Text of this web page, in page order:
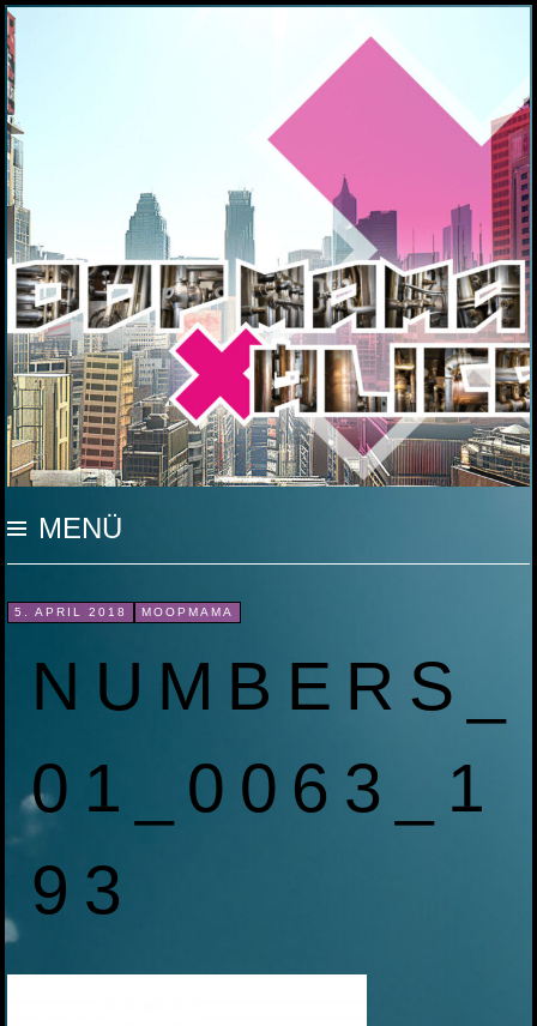
MOOP MAMA
MENÜ
INHALT
SPRINGEN
5. APRIL 2018 MOOPMAMA
NUMBERS_
01_0063_1
93